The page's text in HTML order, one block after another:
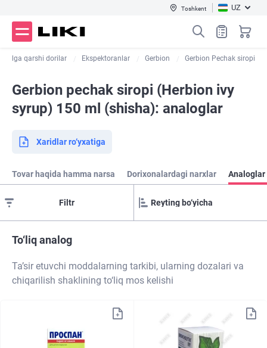
Toshkent UZ
qarshi dorilar Ekspektoranlar Gerbion Gerbion Pechak siropi
Gerbion pechak siropi (Herbion ivy
syrup) 150 ml (shisha): analoglar
Xaridlar ro‘yxatiga
Tovar haqida hamma narsa Dorixonalardagi narxlar Analoglar
Filtr
To‘liq analog
Ta’sir etuvchi moddalarning tarkibi, ularning dozalari va
chiqarilish shaklining to‘liq mos kelishi